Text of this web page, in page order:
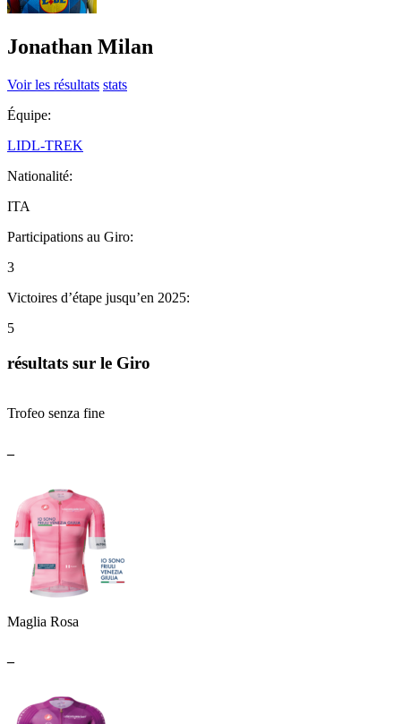
Jonathan Milan
Voir les résultats stats
Équipe:
LIDL-TREK
Nationalité:
ITA
Participations au Giro:
3
Victoires d’étape jusqu’en 2025:
5
résultats sur le Giro
Trofeo senza fine
Maglia Rosa